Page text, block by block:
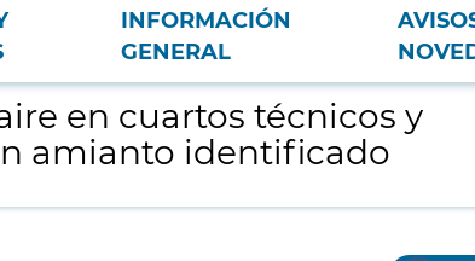
INFORMACIÓN
GENERAL
con amianto identificado
en cuartos técnicos y
amianto identificado